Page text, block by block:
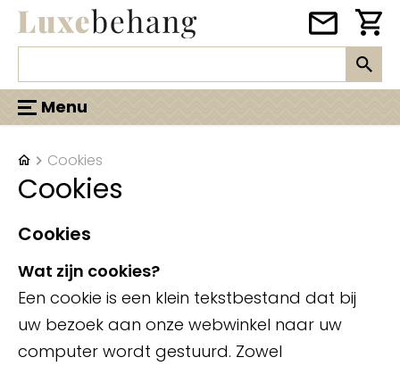
Menu
Cookies
Cookies
Cookies
Wat zijn cookies?
Een cookie is een klein tekstbestand dat bij
uw bezoek aan onze webwinkel naar uw
computer wordt gestuurd. Zowel